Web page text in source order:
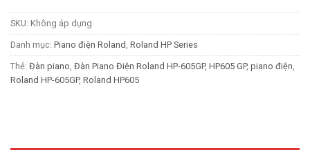
SKU: Không áp dụng
Danh mục: Piano điện Roland Roland HP Series
Thẻ: Đàn piano Đàn Piano Điện Roland HP-605GP, HP605 GP, piano điện
Roland HP-605GP, Roland HP605